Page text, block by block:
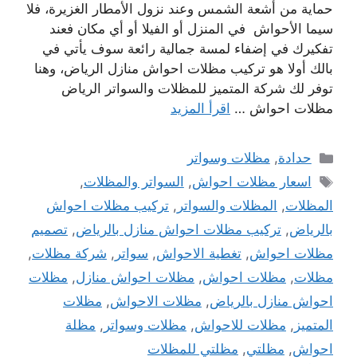
حماية من أشعة الشمس وعند نزول الأمطار الغزيرة، فلا
سيما الأحواش في المنزل أو الفيلا أو أي مكان فعند
تفكيرك في إضفاء لمسة جمالية رائعة سوف يأتي في
بالك أولا هو تركيب مظلات احواش منازل الرياض، وهنا
توفر لك شركة المتميز للمظلات والسواتر الرياض
مظلات احواش … اقرأ المزيد
التصنيفات
حدادة, مظلات وسواتر
الوسوم
اسعار مظلات احواش, السواتر والمظلات,
المظلات, المظلات والسواتر , تركيب مظلات احواش
بالرياض, تركيب مظلات احواش منازل بالرياض, تصميم
مظلات احواش, تغطية الاحواش, سواتر , شركة مظلات,
مظلات, مظلات احواش, مظلات احواش منازل, مظلات
احواش منازل بالرياض, مظلات الاحواش, مظلات
المتميز , مظلات للاحواش, مظلات وسواتر , مظلة
احواش, مظلتي, مظلتي للمظلات